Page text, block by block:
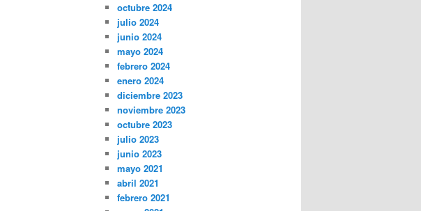
octubre 2024
julio 2024
junio 2024
mayo 2024
febrero 2024
enero 2024
diciembre 2023
noviembre 2023
octubre 2023
julio 2023
junio 2023
mayo 2021
abril 2021
febrero 2021